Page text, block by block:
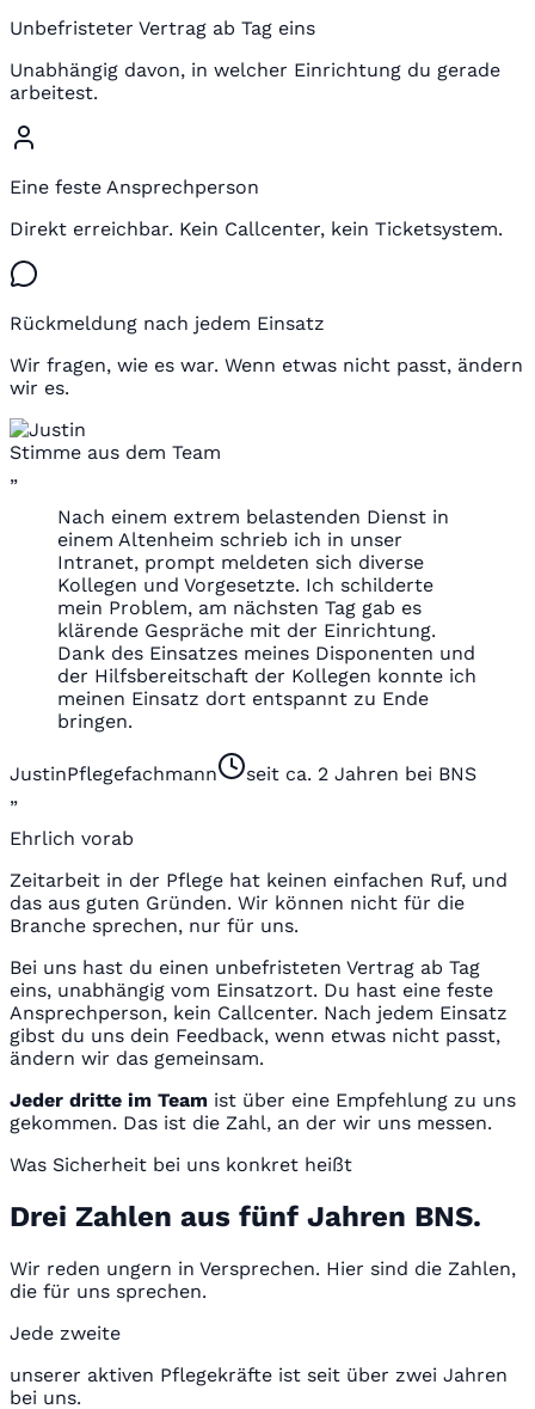
Unbefristeter Vertrag ab Tag eins
Unabhängig davon, in welcher Einrichtung du gerade
arbeitest.
Eine feste Ansprechperson
Direkt erreichbar. Kein Callcenter, kein Ticketsystem.
Rückmeldung nach jedem Einsatz
Wir fragen, wie es war. Wenn etwas nicht passt, ändern
wir es.
Stimme aus dem Team
„
Nach einem extrem belastenden Dienst in
einem Altenheim schrieb ich in unser
Intranet, prompt meldeten sich diverse
Kollegen und Vorgesetzte. Ich schilderte
mein Problem, am nächsten Tag gab es
klärende Gespräche mit der Einrichtung.
Dank des Einsatzes meines Disponenten und
der Hilfsbereitschaft der Kollegen konnte ich
meinen Einsatz dort entspannt zu Ende
bringen.
JustinPflegefachmann
seit ca. 2 Jahren bei BNS
„
Ehrlich vorab
Zeitarbeit in der Pflege hat keinen einfachen Ruf, und
das aus guten Gründen. Wir können nicht für die
Branche sprechen, nur für uns.
Bei uns hast du einen unbefristeten Vertrag ab Tag
eins, unabhängig vom Einsatzort. Du hast eine feste
Ansprechperson, kein Callcenter. Nach jedem Einsatz
gibst du uns dein Feedback, wenn etwas nicht passt,
ändern wir das gemeinsam.
Jeder dritte im Team ist über eine Empfehlung zu uns
gekommen. Das ist die Zahl, an der wir uns messen.
Was Sicherheit bei uns konkret heißt
Drei Zahlen aus fünf Jahren BNS.
Wir reden ungern in Versprechen. Hier sind die Zahlen,
die für uns sprechen.
Jede zweite
unserer aktiven Pflegekräfte ist seit über zwei Jahren
bei uns.